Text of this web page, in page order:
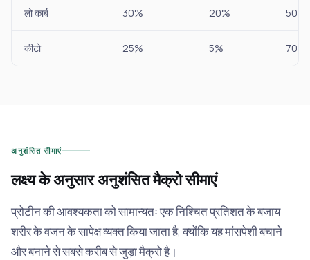
लो कार्ब 30% 20% 50%
कीटो 25% 5% 70%
अनुशंसित सीमाएं
लक्ष्य के अनुसार अनुशंसित मैक्रो सीमाएं
प्रोटीन की आवश्यकता को सामान्यतः एक निश्चित प्रतिशत के बजाय
शरीर के वजन के सापेक्ष व्यक्त किया जाता है, क्योंकि यह मांसपेशी बचाने
और बनाने से सबसे करीब से जुड़ा मैक्रो है।